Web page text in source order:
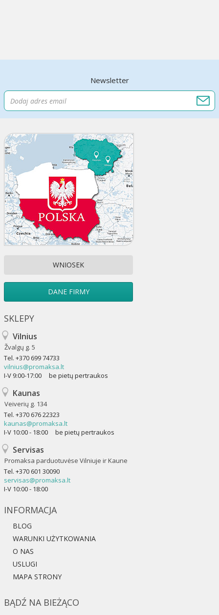
Newsletter
WNIOSEK
DANE FIRMY
SKLEPY
Vilnius
Žvalgų g. 5
Tel. +370 699 74733
vilnius@promaksa.lt
I-V 9:00-17:00 be pietų pertraukos
Kaunas
Veiverių g. 134
Tel. +370 676 22323
kaunas@promaksa.lt
I-V 10:00 - 18:00 be pietų pertraukos
Servisas
Promaksa parduotuvėse Vilniuje ir Kaune
Tel. +370 601 30090
servisas@promaksa.lt
I-V 10:00 - 18:00
INFORMACJA
BLOG
WARUNKI UŻYTKOWANIA
O NAS
USLUGI
MAPA STRONY
BĄDŹ NA BIEŻĄCO